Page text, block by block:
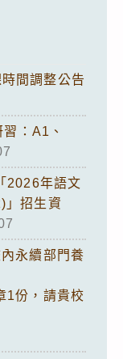
間調整公告
：A1、
2026年語文
」招生資
永續部門養
1份，請貴校